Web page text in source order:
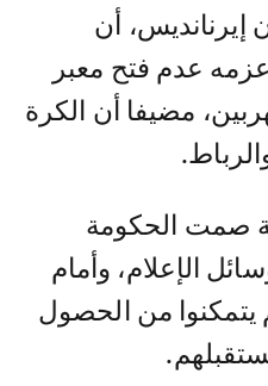
إيرنانديس، أن
عدم فتح معبر
مضيفا أن الكرة
صمت الحكومة
الإعلام، وأمام
يتمكنوا من الحصول